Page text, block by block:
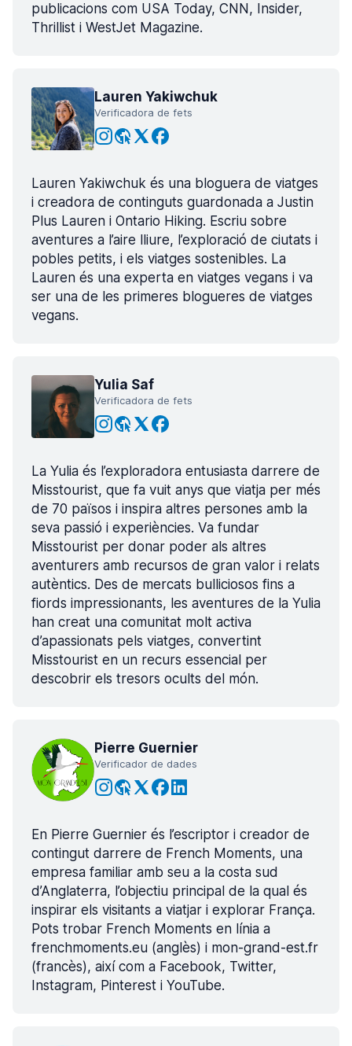
publicacions com USA Today, CNN, Insider,
Thrillist i WestJet Magazine.
Lauren Yakiwchuk
Verificadora de fets
Lauren Yakiwchuk és una bloguera de viatges
i creadora de continguts guardonada a Justin
Plus Lauren i Ontario Hiking. Escriu sobre
aventures a l’aire lliure, l’exploració de ciutats i
pobles petits, i els viatges sostenibles. La
Lauren és una experta en viatges vegans i va
ser una de les primeres blogueres de viatges
vegans.
Yulia Saf
Verificadora de fets
La Yulia és l’exploradora entusiasta darrere de
Misstourist, que fa vuit anys que viatja per més
de 70 països i inspira altres persones amb la
seva passió i experiències. Va fundar
Misstourist per donar poder als altres
aventurers amb recursos de gran valor i relats
autèntics. Des de mercats bulliciosos fins a
fiords impressionants, les aventures de la Yulia
han creat una comunitat molt activa
d’apassionats pels viatges, convertint
Misstourist en un recurs essencial per
descobrir els tresors ocults del món.
Pierre Guernier
Verificador de dades
En Pierre Guernier és l’escriptor i creador de
contingut darrere de French Moments, una
empresa familiar amb seu a la costa sud
d’Anglaterra, l’objectiu principal de la qual és
inspirar els visitants a viatjar i explorar França.
Pots trobar French Moments en línia a
frenchmoments.eu (anglès) i mon-grand-est.fr
(francès), així com a Facebook, Twitter,
Instagram, Pinterest i YouTube.